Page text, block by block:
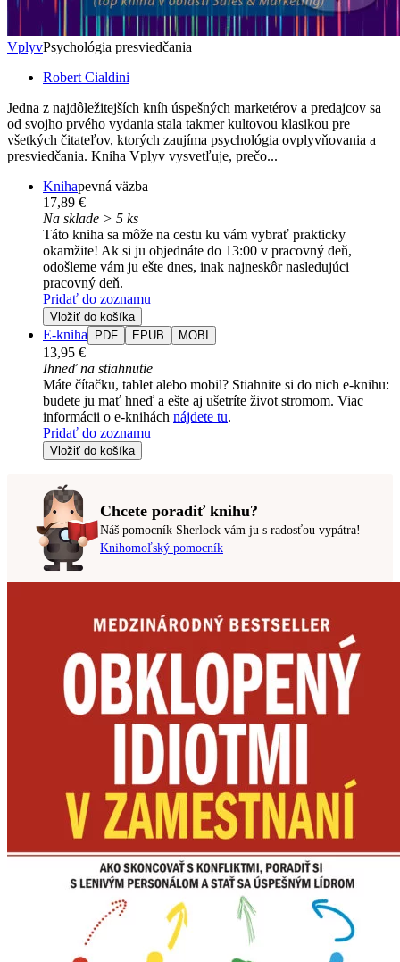
VplyvPsychológia presviedčania
Robert Cialdini
Jedna z najdôležitejších kníh úspešných marketérov a predajcov sa
od svojho prvého vydania stala takmer kultovou klasikou pre
všetkých čitateľov, ktorých zaujíma psychológia ovplyvňovania a
presviedčania. Kniha Vplyv vysvetľuje, prečo...
Knihapevná väzba
17,89 €
Na sklade > 5 ks
Táto kniha sa môže na cestu ku vám vybrať prakticky
okamžite! Ak si ju objednáte do 13:00 v pracovný deň,
odošleme vám ju ešte dnes, inak najneskôr nasledujúci
pracovný deň.
Pridať do zoznamu
Vložiť do košíka
E-kniha PDF EPUB MOBI
13,95 €
Ihneď na stiahnutie
Máte čítačku, tablet alebo mobil? Stiahnite si do nich e-knihu:
budete ju mať hneď a ešte aj ušetríte život stromom. Viac
informácii o e-knihách nájdete tu.
Pridať do zoznamu
Vložiť do košíka
Chcete poradiť knihu?
Náš pomocník Sherlock vám ju s radosťou vypátra!
Knihomoľský pomocník